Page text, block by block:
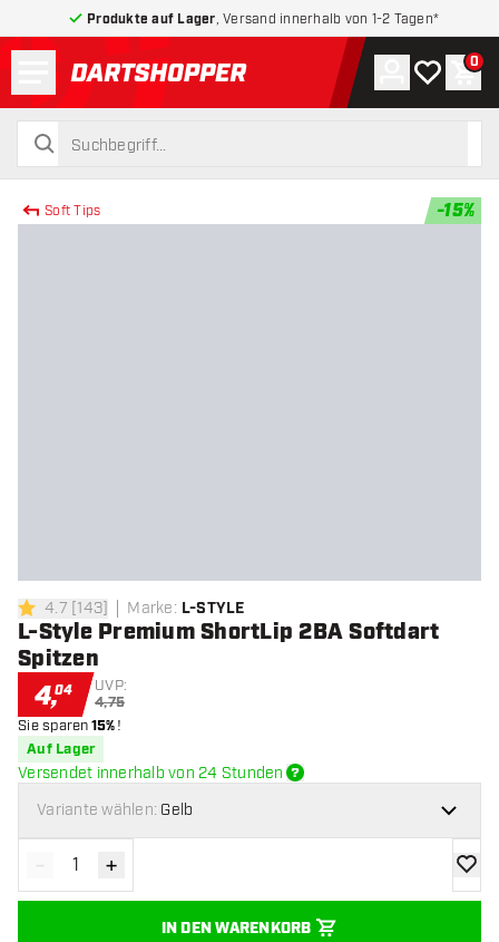
Produkte auf Lager , Versand innerhalb von 1-2 Tagen*
zurück zur Startseite
suchen
suchen
Konto
Meine 0
Soft Tips -15%
4.7 Bewertungssterne
4.7 [143] Marke: L-STYLE
L-Style Premium ShortLip 2BA Softdart
Spitzen
4,04 UVP:
4,75
Sie sparen15%!
Auf Lager
Versendet innerhalb von 24 Stunden
Variante wählen: Gelb
Menge verringern
- Menge erhöhen
+
IN DEN WARENKORB
Zur